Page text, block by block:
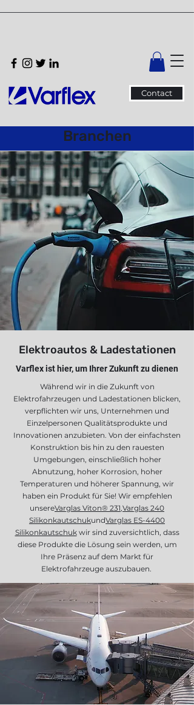
Contact
Branchen
Elektroautos & Ladestationen
Varflex ist hier, um Ihrer Zukunft zu dienen
Während wir in die Zukunft von
Elektrofahrzeugen und Ladestationen blicken,
verpflichten wir uns, Unternehmen und
Einzelpersonen Qualitätsprodukte und
Innovationen anzubieten. Von der einfachsten
Konstruktion bis hin zu den rauesten
Umgebungen, einschließlich hoher
Abnutzung, hoher Korrosion, hoher
Temperaturen und höherer Spannung, wir
haben ein Produkt für Sie! Wir empfehlen
unsereVarglas Viton® 231,Varglas 240
SilikonkautschukundVarglas ES-4400
Silikonkautschukwir sind zuversichtlich, dass
diese Produkte die Lösung sein werden, um
Ihre Präsenz auf dem Markt für
Elektrofahrzeuge auszubauen.